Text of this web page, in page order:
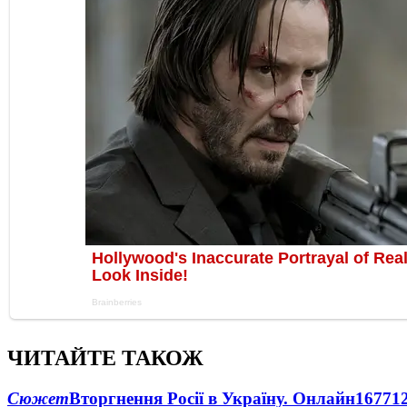
ЧИТАЙТЕ ТАКОЖ
СюжетВторгнення Росії в Україну. Онлайн1677